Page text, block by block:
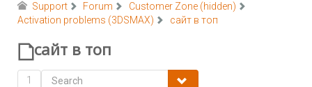
Support Forum
Customer Zone (hidden)
Activation problems (3DSMAX)
сайт в топ
сайт в топ
1